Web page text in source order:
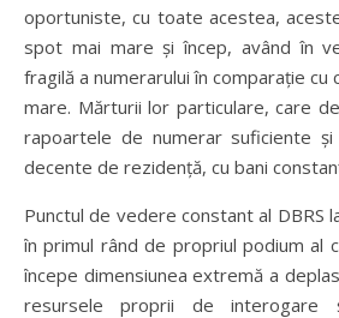
oportuniste, cu toate acestea,
spot mai mare și încep, având în
fragilă a numerarului în comparație cu
mare. Mărturii lor particulare, care
rapoartele de numerar suficiente
decente de rezidență, cu bani
Punctul de vedere constant al DBRS
în primul rând de propriul podium al
începe dimensiunea extremă a
resursele proprii de interogare